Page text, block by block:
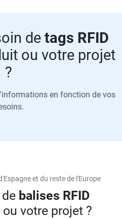
de tags RFID
ou votre projet
?
en fonction de vos
et du reste de l'Europe
balises RFID
votre projet ?